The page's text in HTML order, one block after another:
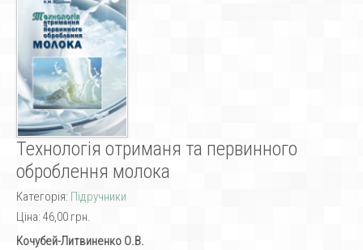
Технологія отриманя та первинного
оброблення молока
Категорія: Підручники
Ціна: 46,00 грн.
Кочубей-Литвиненко О.В.